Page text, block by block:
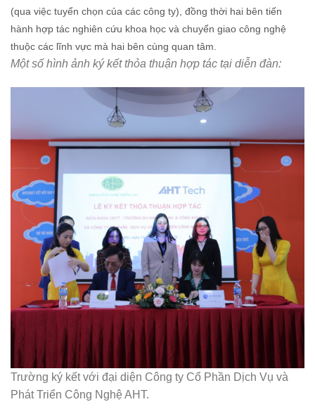
(qua việc tuyển chọn của các công ty), đồng thời hai bên tiến
hành hợp tác nghiên cứu khoa học và chuyển giao công nghệ
thuộc các lĩnh vực mà hai bên cùng quan tâm.
Một số hình ảnh ký kết thỏa thuận hợp tác tại diễn đàn:
Trường ký kết với đại diện Công ty Cổ Phần Dịch Vụ và
Phát Triển Công Nghệ AHT.